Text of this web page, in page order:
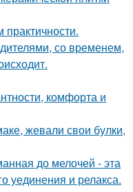
со временем,
комфорта и
жевали свои булки,
до мелочей - эта
уединения и релакса.